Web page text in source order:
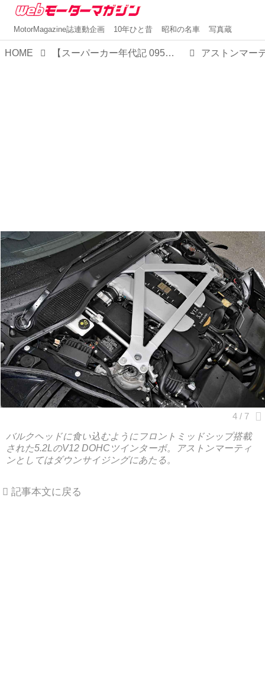
MotorMagazine誌連動企画 10年ひと昔 昭和の名車 写真蔵
HOME 【スーパーカー年代記 095】アストンマーティンDB11は新世代モデル第1弾として登場したスーパーグランドツーリング アストンマー
バルクヘッドに食い込むようにフロントミッドシップ搭載
された5.2LのV12 DOHCツインターボ。アストンマーティ
ンとしてはダウンサイジングにあたる。
記事本文に戻る